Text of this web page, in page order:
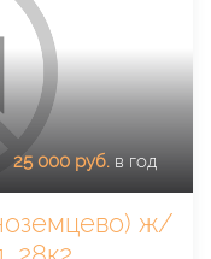
25 000 руб. в год
ж/